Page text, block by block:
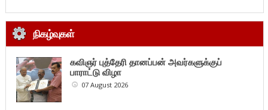
நிகழ்வுகள்
கவிஞர் புத்தேரி தானப்பன் அவர்களுக்குப்
பாராட்டு விழா
07 August 2026